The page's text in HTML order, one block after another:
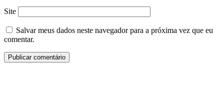
Site
Salvar meus dados neste navegador para a próxima vez que eu
comentar.